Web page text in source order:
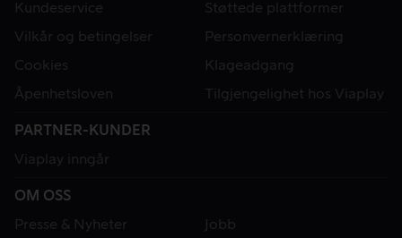
Kundeservice
Støttede plattformer
Vilkår og betingelser
Personvernerklæring
Cookies
Klageadgang
Åpenhetsloven
Tilgjengelighet hos Viaplay
PARTNER-KUNDER
Viaplay inngår
OM OSS
Presse & Nyheter
Jobb